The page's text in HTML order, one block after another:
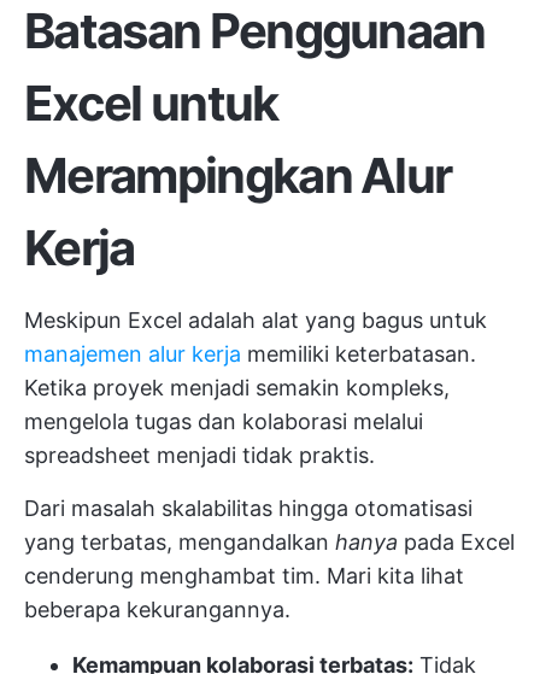
Batasan Penggunaan
Excel untuk
Merampingkan Alur
Kerja
Meskipun Excel adalah alat yang bagus untuk
manajemen alur kerja memiliki keterbatasan.
Ketika proyek menjadi semakin kompleks,
mengelola tugas dan kolaborasi melalui
spreadsheet menjadi tidak praktis.
Dari masalah skalabilitas hingga otomatisasi
yang terbatas, mengandalkan hanya pada Excel
cenderung menghambat tim. Mari kita lihat
beberapa kekurangannya.
Kemampuan kolaborasi terbatas: Tidak